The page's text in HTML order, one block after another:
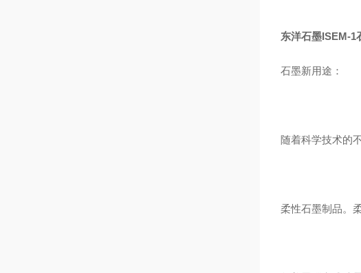
东洋石墨ISEM-1
石墨新用途：
随着科学技术的
柔性石墨制品。